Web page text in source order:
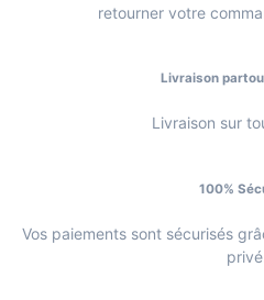
retourner votre
Livraison
Livraison sur
100%
Vos paiements sont sécurisés